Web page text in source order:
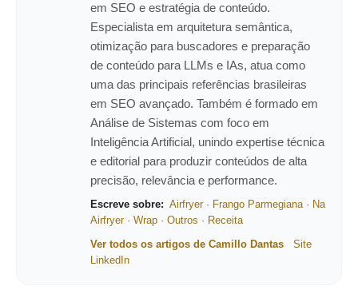
em SEO e estratégia de conteúdo.
Especialista em arquitetura semântica,
otimização para buscadores e preparação
de conteúdo para LLMs e IAs, atua como
uma das principais referências brasileiras
em SEO avançado. Também é formado em
Análise de Sistemas com foco em
Inteligência Artificial, unindo expertise técnica
e editorial para produzir conteúdos de alta
precisão, relevância e performance.
Escreve sobre: Airfryer· Frango Parmegiana· Na
Airfryer· Wrap · Outros · Receita
Ver todos os artigos de Camillo Dantas
Site
LinkedIn